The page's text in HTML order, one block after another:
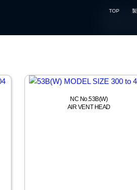
TOP
NC No.53B(W)
AIR VENT HEAD